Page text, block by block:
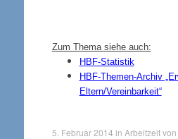
Zum Thema siehe auch:
HBF-Statistik
HBF-Themen-Archiv
Eltern/Vereinbarkeit“
5. Februar 2014 in Arbeitzeit